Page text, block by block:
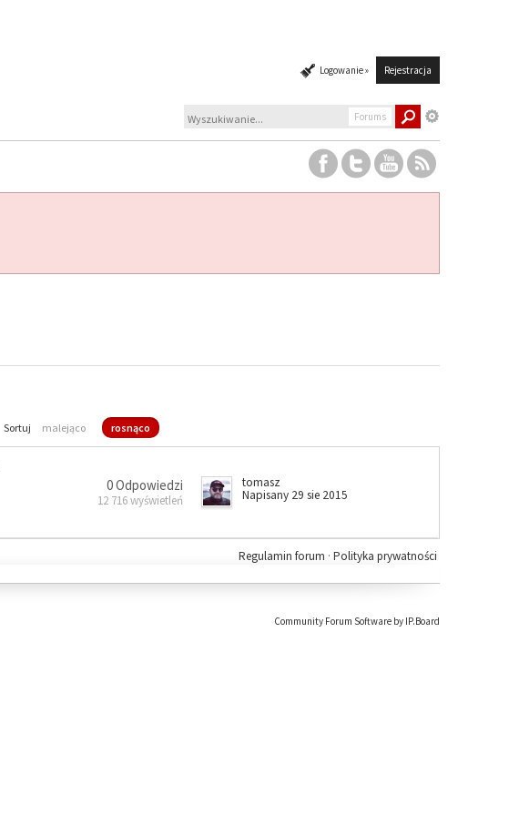
Logowanie » Rejestracja
Forums
Sortuj malejąco rosnąco
0 Odpowiedzi
12 716 wyświetleń
tomasz
Napisany 29 sie 2015
Polityka prywatności
Regulamin forum ·
Community Forum Software by IP.Board